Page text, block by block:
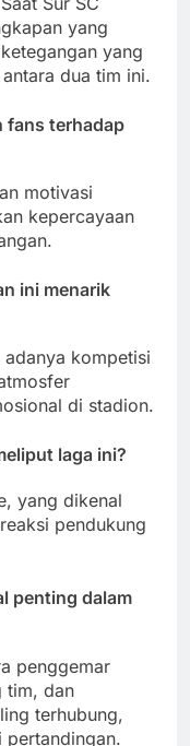
yang
yang
dua tim ini.
fans terhadap
motivasi
kepercayaan
ini menarik
kompetisi
di stadion.
laga ini?
yang dikenal
pendukung
penting dalam
penggemar
tim, dan
terhubung,
pertandingan.